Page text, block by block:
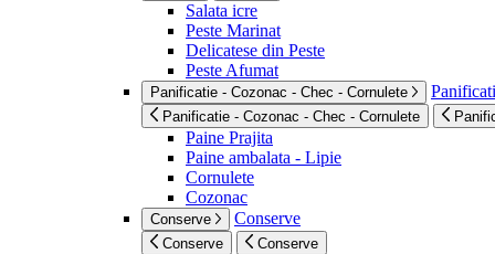
Salata icre
Peste Marinat
Delicatese din Peste
Peste Afumat
Panificatie - Cozonac - Chec - Cornulete
Panificatie - Cozonac - Chec - Cornulete
Paine Prajita
Paine ambalata - Lipie
Cornulete
Cozonac
Conserve Conserve
Conserve Conserve